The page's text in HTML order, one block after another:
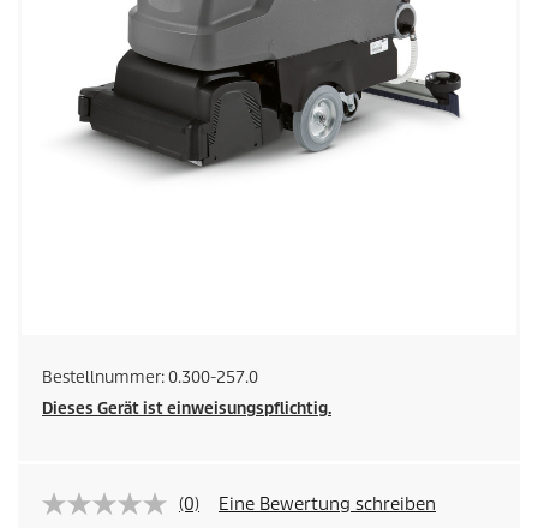
Bestellnummer:0.300-257.0
Dieses Gerät ist einweisungspflichtig.
(0) Eine Bewertung schreiben